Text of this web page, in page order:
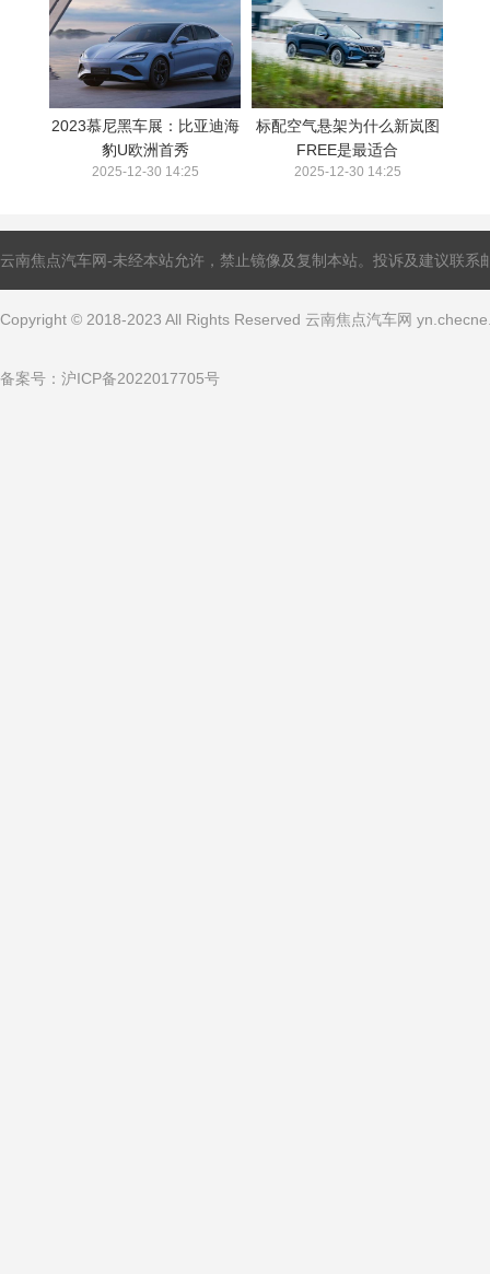
2023慕尼黑车展：比亚迪海
豹U欧洲首秀
2025-12-30 14:25
标配空气悬架为什么新岚图
FREE是最适合
2025-12-30 14:25
云南焦点汽车网-未经本站允许，禁止镜像及复制本站。投诉及建议联
Copyright © 2018-2023 All Rights Reserved 云南焦点汽车网
备案号： 沪ICP备2022017705号